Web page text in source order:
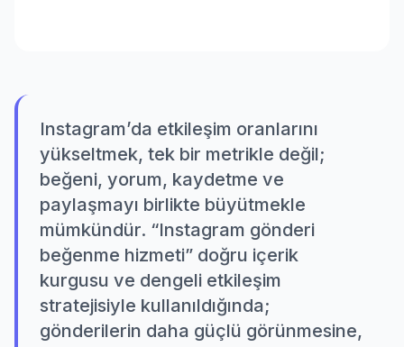
Instagram’da etkileşim oranlarını
yükseltmek, tek bir metrikle değil;
beğeni, yorum, kaydetme ve
paylaşmayı birlikte büyütmekle
mümkündür. “Instagram gönderi
beğenme hizmeti” doğru içerik
kurgusu ve dengeli etkileşim
stratejisiyle kullanıldığında;
gönderilerin daha güçlü görünmesine,